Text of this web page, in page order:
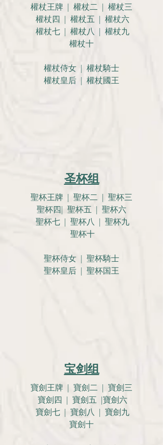
權杖王牌 | 權杖二 | 權杖三
權杖四 | 權杖五 | 權杖六
權杖七 | 權杖八 | 權杖九
權杖十
權杖侍女 | 權杖騎士
權杖皇后 | 權杖國王
圣杯组
聖杯王牌 | 聖杯二 | 聖杯三
聖杯四| 聖杯五 | 聖杯六
聖杯七 | 聖杯八 | 聖杯九
聖杯十
聖杯侍女 | 聖杯騎士
聖杯皇后 | 聖杯国王
宝剑组
寶劍王牌 | 寶劍二 | 寶劍三
寶劍四 | 寶劍五 |寶劍六
寶劍七 | 寶劍八 | 寶劍九
寶劍十